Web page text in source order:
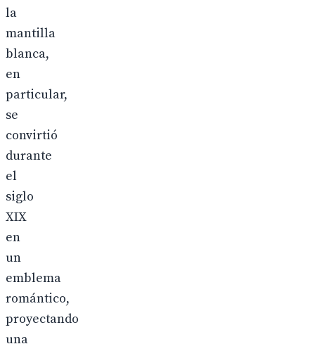
la
mantilla
blanca,
en
particular,
se
convirtió
durante
el
siglo
XIX
en
un
emblema
romántico,
proyectando
una